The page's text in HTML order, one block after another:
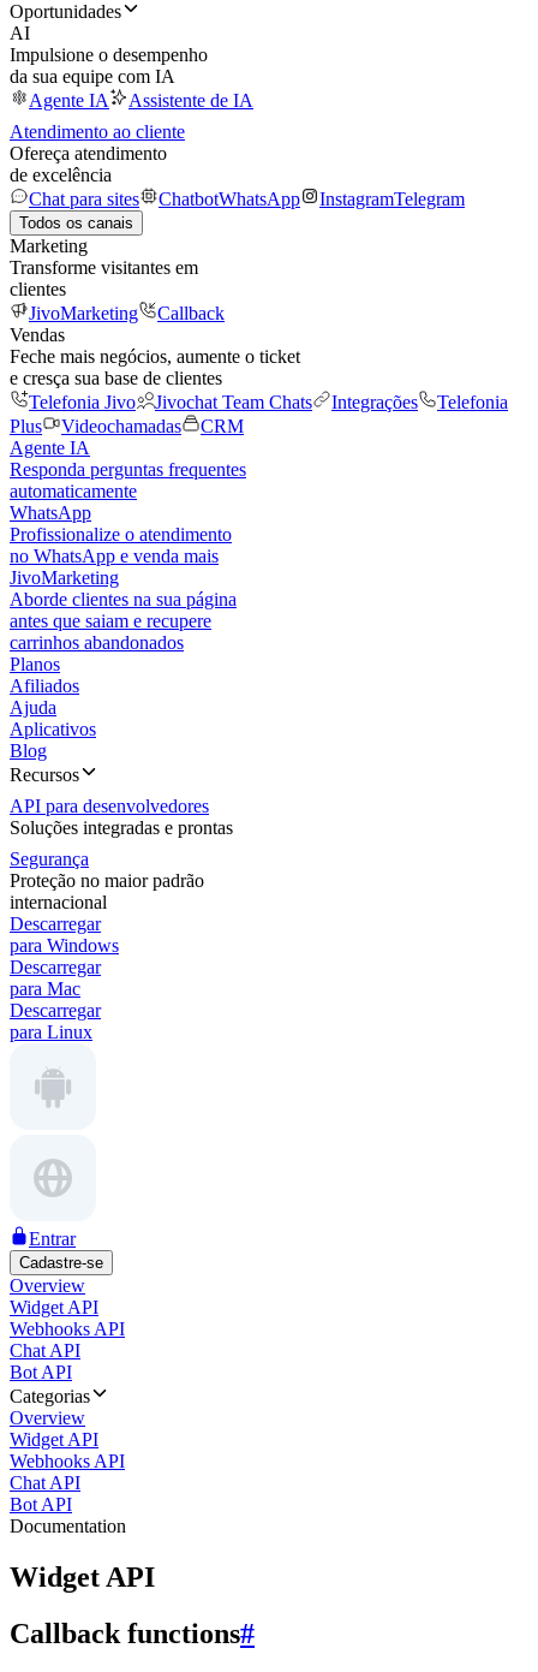
Oportunidades
AI
Impulsione o desempenho
da sua equipe com IA
Agente IA
Assistente de IA
Atendimento ao cliente
Ofereça atendimento
de excelência
Chat para sites
ChatbotWhatsApp InstagramTelegram
Todos os canais
Marketing
Transforme visitantes em
clientes
JivoMarketing
Callback
Vendas
Feche mais negócios, aumente o ticket
e cresça sua base de clientes
Telefonia Jivo
Jivochat Team Chats Integrações
Telefonia
Plus
Videochamadas
CRM
Agente IA
Responda perguntas frequentes
automaticamente
WhatsApp
Profissionalize o atendimento
no WhatsApp e venda mais
JivoMarketing
Aborde clientes na sua página
antes que saiam e recupere
carrinhos abandonados
Planos
Afiliados
Ajuda
Aplicativos
Blog
Recursos
API para desenvolvedores
Soluções integradas e prontas
Segurança
Proteção no maior padrão
internacional
Descarregar
para Windows
Descarregar
para Mac
Descarregar
para Linux
Entrar
Cadastre-se
Overview
Widget API
Webhooks API
Chat API
Bot API
Categorias
Overview
Widget API
Webhooks API
Chat API
Bot API
Documentation
Widget API
Callback functions#